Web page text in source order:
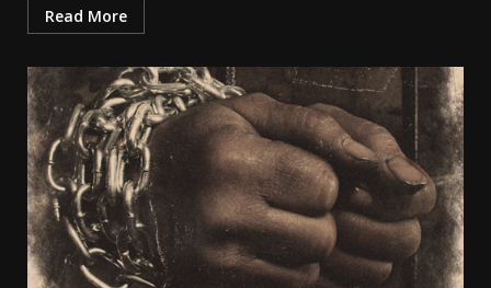
Read More